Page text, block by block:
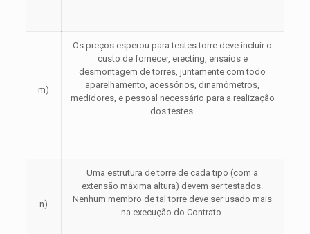
m)
Os preços esperou para testes torre deve incluir o
custo de fornecer, erecting, ensaios e
desmontagem de torres, juntamente com todo
aparelhamento, acessórios, dinamômetros,
medidores, e pessoal necessário para a realização
dos testes.
n)
Uma estrutura de torre de cada tipo (com a
extensão máxima altura) devem ser testados.
Nenhum membro de tal torre deve ser usado mais
na execução do Contrato.